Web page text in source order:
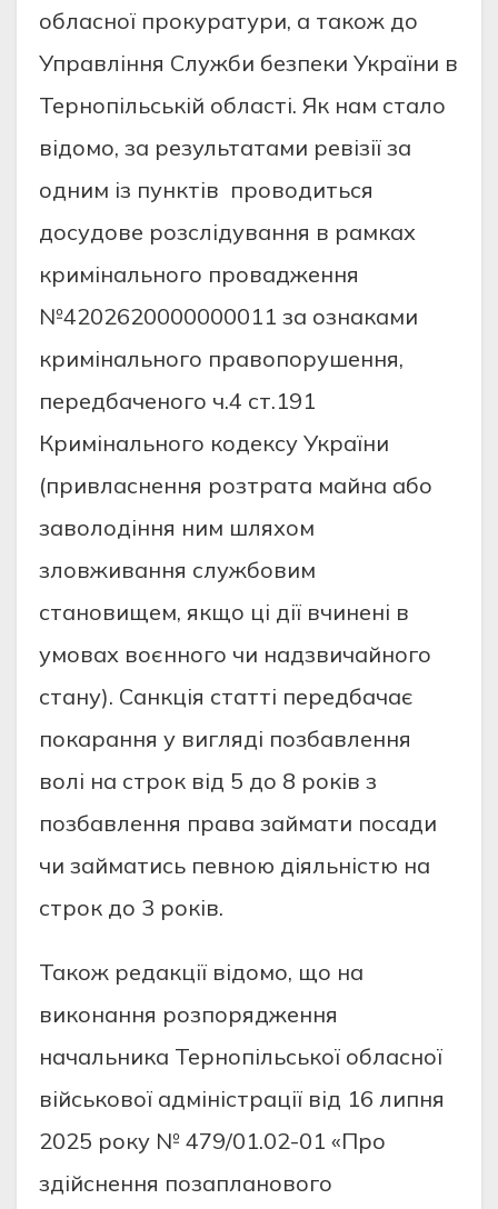
обласної прокуратури, а також до
Управління Служби безпеки України в
Тернопільській області. Як нам стало
відомо, за результатами ревізії за
одним із пунктів проводиться
досудове розслідування в рамках
кримінального провадження
№4202620000000011 за ознаками
кримінального правопорушення,
передбаченого ч.4 ст.191
Кримінального кодексу України
(привласнення розтрата майна або
заволодіння ним шляхом
зловживання службовим
становищем, якщо ці дії вчинені в
умовах воєнного чи надзвичайного
стану). Санкція статті передбачає
покарання у вигляді позбавлення
волі на строк від 5 до 8 років з
позбавлення права займати посади
чи займатись певною діяльністю на
строк до 3 років.
Також редакції відомо, що на
виконання розпорядження
начальника Тернопільської обласної
військової адміністрації від 16 липня
2025 року № 479/01.02-01 «Про
здійснення позапланового